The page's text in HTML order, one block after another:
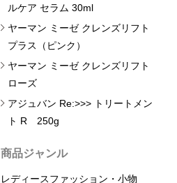
ルケア セラム 30ml
ヤーマン ミーゼ クレンズリフト
プラス（ピンク）
ヤーマン ミーゼ クレンズリフト
ローズ
アジュバン Re:>>> トリートメン
ト R 250g
商品ジャンル
レディースファッション・小物